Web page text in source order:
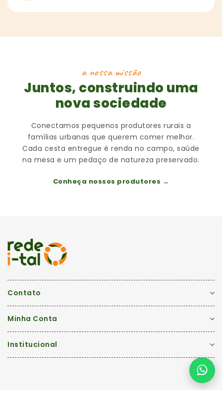
a nossa missão
Juntos, construindo uma
nova sociedade
Conectamos pequenos produtores rurais a
famílias urbanas que querem comer melhor.
Cada cesta entregue é renda no campo, saúde
na mesa e um pedaço de natureza preservado.
Conheça nossos produtores →
Contato
Minha Conta
Institucional